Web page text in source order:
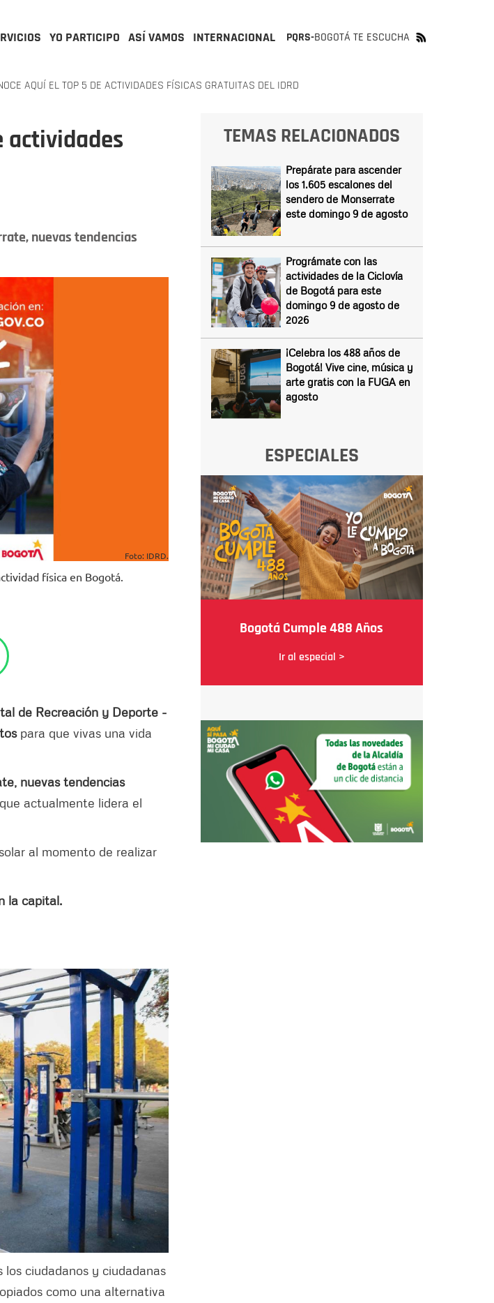
YO PARTICIPO ASÍ VAMOS INTERNACIONAL PQRS-BOGOTÁ TE ESCUCHA
AQUÍ EL TOP 5 DE ACTIVIDADES FÍSICAS GRATUITAS DEL IDRD
actividades
nuevas tendencias
Foto: IDRD.
física en Bogotá.
de Recreación y Deporte -
para que vivas una vida
nuevas tendencias
actualmente lidera el
al momento de realizar
la capital.
ciudadanos y ciudadanas
como una alternativa
TEMAS RELACIONADOS
Prepárate para ascender
los 1.605 escalones del
sendero de Monserrate
este domingo 9 de agosto
Prográmate con las
actividades de la Ciclovía
de Bogotá para este
domingo 9 de agosto de
2026
¡Celebra los 488 años de
Bogotá! Vive cine, música y
arte gratis con la FUGA en
agosto
ESPECIALES
Bogotá Cumple 488 Años
Ir al especial >